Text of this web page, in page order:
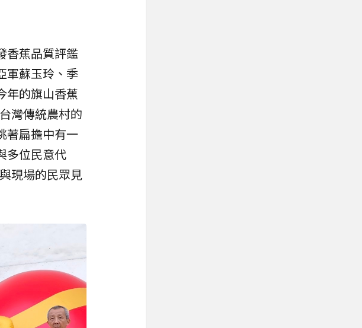
香蕉品質評鑑
軍蘇玉玲、季
年的旗山香蕉
灣傳統農村的
著扁擔中有一
多位民意代
現場的民眾見